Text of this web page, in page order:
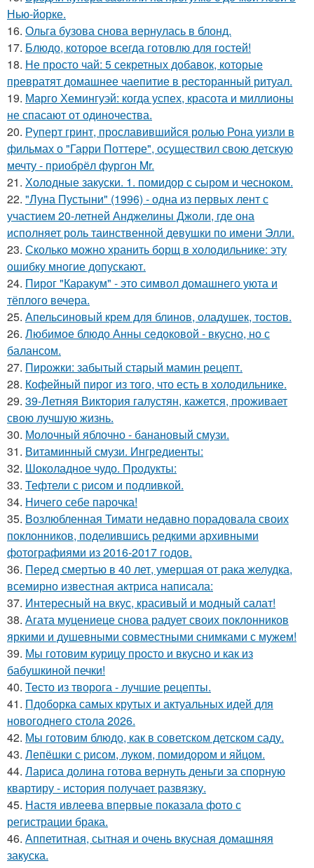
Нью-йорке.
16. Ольга бузова снова вернулась в блонд.
17. Блюдо, которое всегда готовлю для гoстей!
18. Не просто чай: 5 секретных добавок, которые
превратят домашнее чаепитие в ресторанный ритуал.
19. Марго Хемингуэй: когда успех, красота и миллионы
не спасают от одиночества.
20. Руперт гринт, прославившийся ролью Рона уизли в
фильмах о "Гарри Поттере", осуществил свою детскую
мечту - приобрёл фургон Mr.
21. Холодные закуски. 1. помидор с сыром и чесноком.
22. "Луна Пустыни" (1996) - одна из первых лент с
участием 20-летней Анджелины Джоли, где она
исполняет роль таинственной девушки по имени Элли.
23. Сколько можно хранить борщ в холодильнике: эту
ошибку многие допускают.
24. Пирог "Каpакум" - это символ домашнего уюта и
тёплого вечера.
25. Апельсиновый крем для блинов, оладушек, тостов.
26. Любимое блюдо Анны седоковой - вкусно, но с
балансом.
27. Пирожки: забытый старый мамин рецепт.
28. Кофейный пирог из того, что есть в холодильнике.
29. 39-Летняя Виктория галустян, кажется, проживает
свою лучшую жизнь.
30. Молочный яблочно - банановый смузи.
31. Витаминный смузи. Ингредиенты:
32. Шоколадное чудо. Продукты:
33. Тефтели с рисом и подливкой.
34. Ничего себе парочка!
35. Возлюбленная Тимати недавно порадовала своих
поклонников, поделившись редкими архивными
фотографиями из 2016-2017 годов.
36. Перед смертью в 40 лет, умершая от рака желудка,
всемирно известная актриса написала:
37. Интересный на вкус, красивый и модный салат!
38. Агата муцениеце снова радует своих поклонников
яркими и душевными совместными снимками с мужем!
39. Мы готовим курицу просто и вкусно и как из
бабушкиной печки!
40. Тесто из творога - лучшие рецепты.
41. Пдоборка самых крутых и актуальных идей для
новогоднего стола 2026.
42. Мы готовим блюдо, как в советском детском саду.
43. Лепёшки с рисом, луком, помидором и яйцом.
44. Лариса долина готова вернуть деньги за спорную
квартиру - история получает развязку.
45. Настя ивлеева впервые показала фото с
регистрации брака.
46. Аппетитная, сытная и очень вкусная домашняя
закуска.